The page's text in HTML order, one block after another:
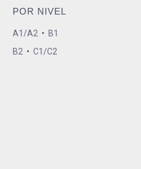
POR NIVEL
A1/A2 • B1
B2 • C1/C2